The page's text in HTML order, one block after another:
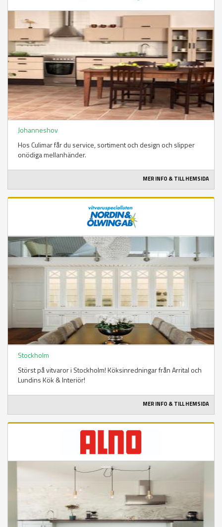
Johanneshov
Hos Culimar får du service, sortiment och design och slipper
onödiga mellanhänder.
MER INFO & TILL HEMSIDA
Stockholm
Störst på vitvaror i Stockholm! Köksinredningar från Arrital och
Lundins Kök & Interiör!
MER INFO & TILL HEMSIDA